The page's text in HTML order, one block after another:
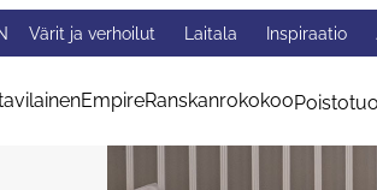
Värit ja verhoilut Laitala Inspiraatio
EmpireRanskanrokokoo